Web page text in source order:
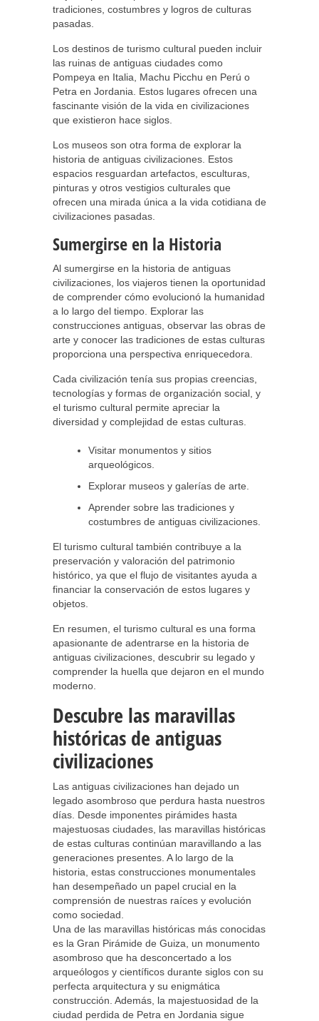
tradiciones, costumbres y logros de culturas
pasadas.
Los destinos de turismo cultural pueden incluir
las ruinas de antiguas ciudades como
Pompeya en Italia, Machu Picchu en Perú o
Petra en Jordania. Estos lugares ofrecen una
fascinante visión de la vida en civilizaciones
que existieron hace siglos.
Los museos son otra forma de explorar la
historia de antiguas civilizaciones. Estos
espacios resguardan artefactos, esculturas,
pinturas y otros vestigios culturales que
ofrecen una mirada única a la vida cotidiana de
civilizaciones pasadas.
Sumergirse en la Historia
Al sumergirse en la historia de antiguas
civilizaciones, los viajeros tienen la oportunidad
de comprender cómo evolucionó la humanidad
a lo largo del tiempo. Explorar las
construcciones antiguas, observar las obras de
arte y conocer las tradiciones de estas culturas
proporciona una perspectiva enriquecedora.
Cada civilización tenía sus propias creencias,
tecnologías y formas de organización social, y
el turismo cultural permite apreciar la
diversidad y complejidad de estas culturas.
Visitar monumentos y sitios
arqueológicos.
Explorar museos y galerías de arte.
Aprender sobre las tradiciones y
costumbres de antiguas civilizaciones.
El turismo cultural también contribuye a la
preservación y valoración del patrimonio
histórico, ya que el flujo de visitantes ayuda a
financiar la conservación de estos lugares y
objetos.
En resumen, el turismo cultural es una forma
apasionante de adentrarse en la historia de
antiguas civilizaciones, descubrir su legado y
comprender la huella que dejaron en el mundo
moderno.
Descubre las maravillas
históricas de antiguas
civilizaciones
Las antiguas civilizaciones han dejado un
legado asombroso que perdura hasta nuestros
días. Desde imponentes pirámides hasta
majestuosas ciudades, las maravillas históricas
de estas culturas continúan maravillando a las
generaciones presentes. A lo largo de la
historia, estas construcciones monumentales
han desempeñado un papel crucial en la
comprensión de nuestras raíces y evolución
como sociedad.
Una de las maravillas históricas más conocidas
es la Gran Pirámide de Guiza, un monumento
asombroso que ha desconcertado a los
arqueólogos y científicos durante siglos con su
perfecta arquitectura y su enigmática
construcción. Además, la majestuosidad de la
ciudad perdida de Petra en Jordania sigue